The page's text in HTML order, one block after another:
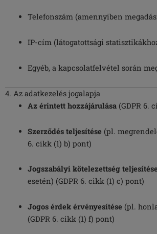
Telefonszám (amennyiben
IP-cím (látogatottsági
Egyéb, a kapcsolatfelvétel során
4. Az adatkezelés jogalapja
Az érintett hozzájárulása(GDPR 6.
Szerződés teljesítése (pl.
6. cikk (1) b) pont)
Jogszabályi kötelezettség teljesítése
esetén) (GDPR 6. cikk (1) c) pont)
Jogos érdek érvényesítése (pl.
(GDPR 6. cikk (1) f) pont)